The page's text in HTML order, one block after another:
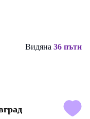
Видяна 36 пъти